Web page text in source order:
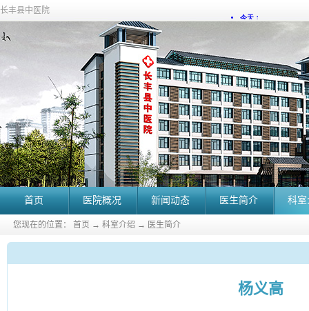
长丰县中医院
首页 医院概况 新闻动态 医生简介 科
您现在的位置： 首页 → 科室介绍 → 医生简介
杨义高